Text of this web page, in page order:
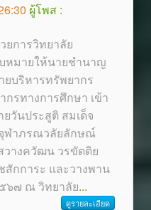
ผู้โพส :
ยการวิทยาลัย
หมายให้นายชำนาญ
ยบริหารทรัพยากร
รทางการศึกษา เข้า
วันประสูติ สมเด็จ
จุฬาภรณวลัยลักษณ์
างควัฒน วรขัตติย
สักการะ และวางพาน
๖๗ ณ วิทยาลัย...
ดูรายละเอียด